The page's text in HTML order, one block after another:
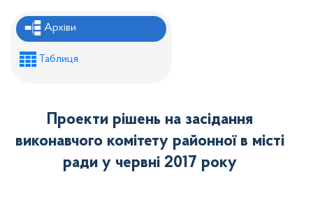
Рішення районної ради
Рішення виконавчого комітету
Розпорядження районного голови
Проекти рішень районної ради
Проєкти рішень виконавчого комітету
Архіви
Таблиця
Проекти рішень на засідання
виконавчого комітету районної в місті
ради у червні 2017 року